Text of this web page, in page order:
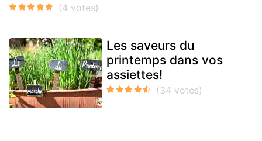
Les saveurs du
printemps dans vos
assiettes!